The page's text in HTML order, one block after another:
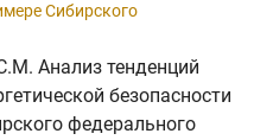
Сибирского
Анализ тенденций
безопасности
федерального